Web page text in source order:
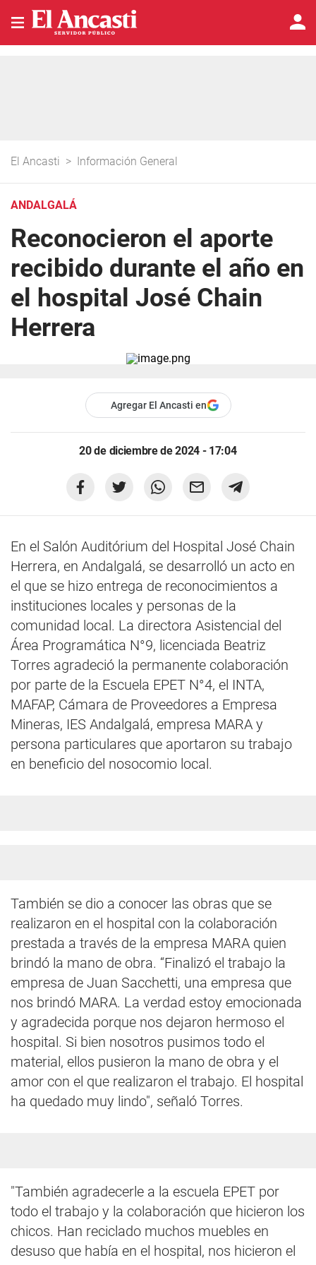
El Ancasti > Información General
ANDALGALÁ
Reconocieron el aporte
recibido durante el año en
el hospital José Chain
Herrera
Agregar El Ancasti en
20 de diciembre de 2024 - 17:04
En el Salón Auditórium del Hospital José Chain
Herrera, en Andalgalá, se desarrolló un acto en
el que se hizo entrega de reconocimientos a
instituciones locales y personas de la
comunidad local. La directora Asistencial del
Área Programática N°9, licenciada Beatriz
Torres agradeció la permanente colaboración
por parte de la Escuela EPET N°4, el INTA,
MAFAP, Cámara de Proveedores a Empresa
Mineras, IES Andalgalá, empresa MARA y
persona particulares que aportaron su trabajo
en beneficio del nosocomio local.
También se dio a conocer las obras que se
realizaron en el hospital con la colaboración
prestada a través de la empresa MARA quien
brindó la mano de obra. “Finalizó el trabajo la
empresa de Juan Sacchetti, una empresa que
nos brindó MARA. La verdad estoy emocionada
y agradecida porque nos dejaron hermoso el
hospital. Si bien nosotros pusimos todo el
material, ellos pusieron la mano de obra y el
amor con el que realizaron el trabajo. El hospital
ha quedado muy lindo", señaló Torres.
"También agradecerle a la escuela EPET por
todo el trabajo y la colaboración que hicieron los
chicos. Han reciclado muchos muebles en
desuso que había en el hospital, nos hicieron el